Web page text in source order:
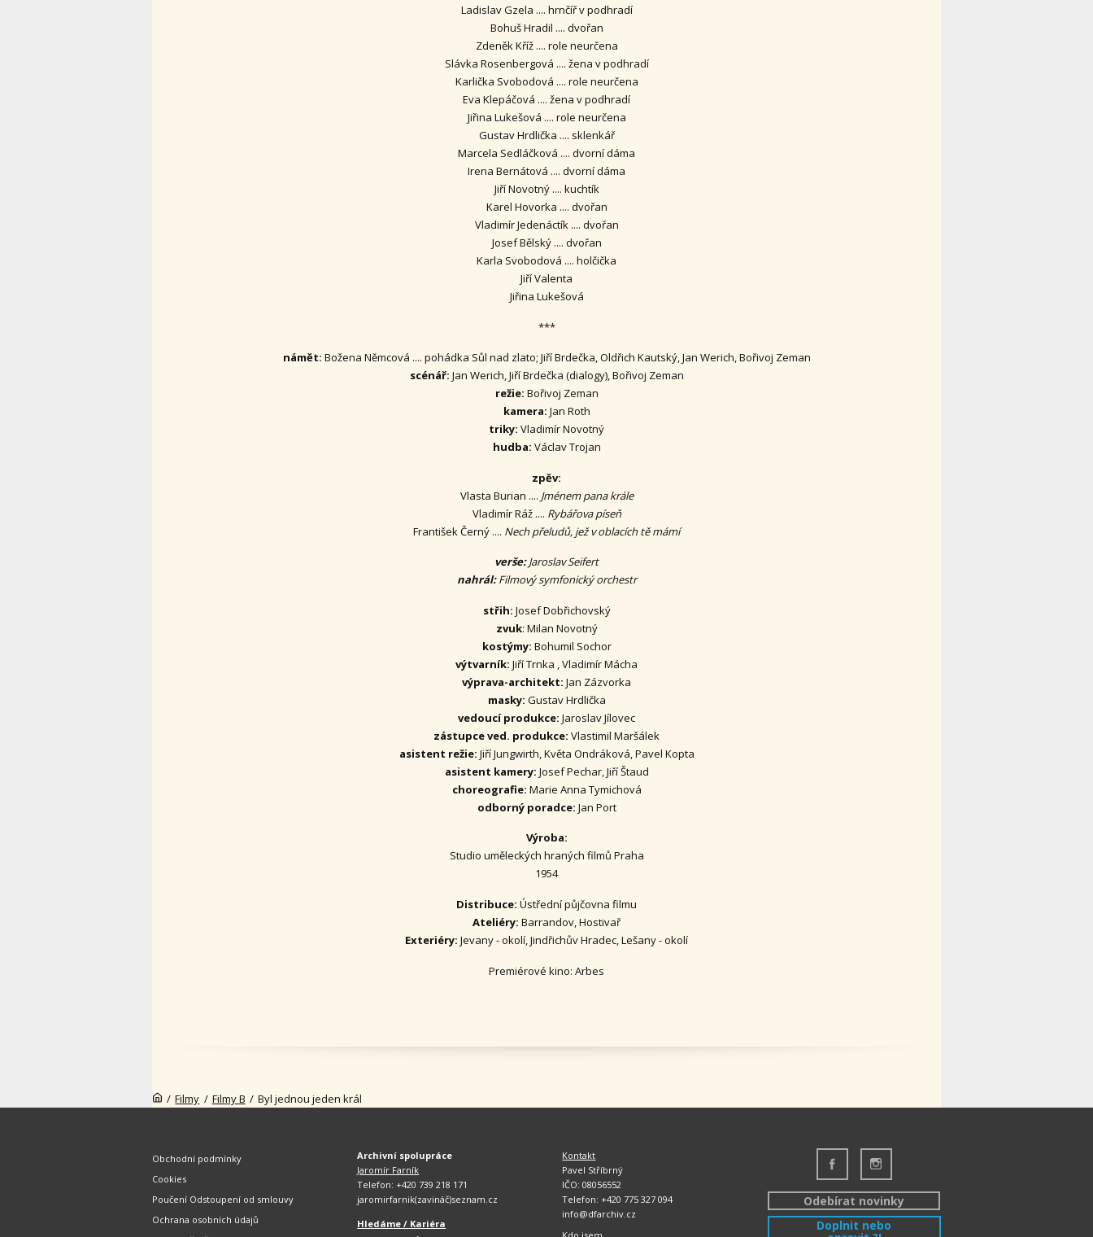
Ladislav Gzela .... hrnčíř v podhradí
Bohuš Hradil .... dvořan
Zdeněk Kříž .... role neurčena
Slávka Rosenbergová .... žena v podhradí
Karlička Svobodová .... role neurčena
Eva Klepáčová .... žena v podhradí
Jiřina Lukešová .... role neurčena
Gustav Hrdlička .... sklenkář
Marcela Sedláčková .... dvorní dáma
Irena Bernátová .... dvorní dáma
Jiří Novotný .... kuchtík
Karel Hovorka .... dvořan
Vladimír Jedenáctík .... dvořan
Josef Bělský .... dvořan
Karla Svobodová .... holčička
Jiří Valenta
Jiřina Lukešová
***
námět: Božena Němcová .... pohádka Sůl nad zlato; Jiří Brdečka, Oldřich Kautský, Jan Werich, Bořivoj Zeman
scénář: Jan Werich, Jiří Brdečka (dialogy), Bořivoj Zeman
režie: Bořivoj Zeman
kamera: Jan Roth
triky: Vladimír Novotný
hudba: Václav Trojan
zpěv:
Vlasta Burian .... Jménem pana krále
Vladimír Ráž .... Rybářova píseň
František Černý .... Nech přeludů, jež v oblacích tě mámí
verše:Jaroslav Seifert
nahrál:Filmový symfonický orchestr
střih: Josef Dobřichovský
zvuk: Milan Novotný
kostýmy: Bohumil Sochor
výtvarník: Jiří Trnka , Vladimír Mácha
výprava-architekt: Jan Zázvorka
masky: Gustav Hrdlička
vedoucí produkce: Jaroslav Jílovec
zástupce ved. produkce: Vlastimil Maršálek
asistent režie: Jiří Jungwirth, Květa Ondráková, Pavel Kopta
asistent kamery: Josef Pechar, Jiří Štaud
choreografie: Marie Anna Tymichová
odborný poradce: Jan Port
Výroba:
Studio uměleckých hraných filmů Praha
1954
Distribuce: Ústřední půjčovna filmu
Ateliéry: Barrandov, Hostivař
Exteriéry: Jevany - okolí, Jindřichův Hradec, Lešany - okolí
Premiérové kino: Arbes
/ Filmy / Filmy B / Byl jednou jeden král
Obchodní podmínky
Cookies
Poučení Odstoupení od smlouvy
Ochrana osobních údajů
Archivní spolupráce
Jaromír Farník
Telefon: +420 739 218 171
jaromirfarnik(zavináč)seznam.cz
Hledáme / Kariéra
Kontakt
Pavel Stříbrný
IČO: 08056552
Telefon: +420 775 327 094
info@dfarchiv.cz
Odebírat novinky
Doplnit nebo